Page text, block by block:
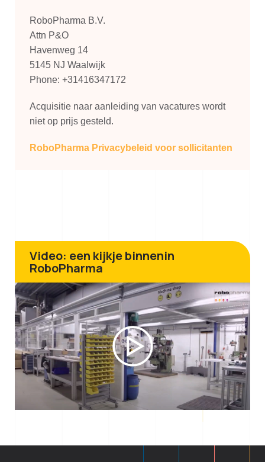
RoboPharma B.V.
Attn P&O
Havenweg 14
5145 NJ Waalwijk
Phone: +31416347172
Acquisitie naar aanleiding van vacatures wordt
niet op prijs gesteld.
RoboPharma Privacybeleid voor sollicitanten
Video: een kijkje binnenin
RoboPharma
Play
Video